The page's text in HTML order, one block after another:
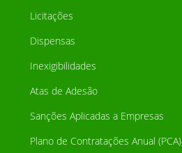
Licitações
Dispensas
Inexigibilidades
Atas de Adesão
Sanções Aplicadas a Empresas
Plano de Contratações Anual (PCA)